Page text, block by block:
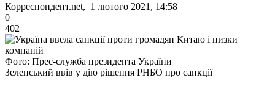
Корреспондент.net, 1 лютого 2021, 14:58
0
402
Фото: Прес-служба президента України
Зеленський ввів у дію рішення РНБО про санкції